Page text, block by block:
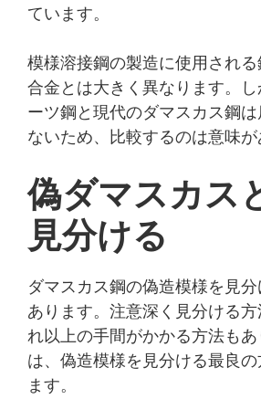
ています。
模様溶接鋼の製造に使用され
合金とは大きく異なります。
ーツ鋼と現代のダマスカス鋼
ないため、比較するのは意味が
偽ダマスカス
見分ける
ダマスカス鋼の偽造模様を見
あります。注意深く見分ける
れ以上の手間がかかる方法も
は、偽造模様を見分ける最良
ます。